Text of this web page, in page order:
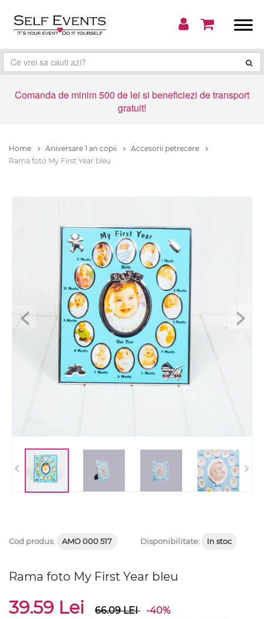
Comanda de minim 500 de lei si beneficiezi de transport
gratuit!
Home Aniversare 1 an copii
Accesorii petrecere
Rama foto My First Year bleu
< >
< >
Cod produs: AMO 000 517 Disponibilitate: In stoc
Rama foto My First Year bleu
39.59 Lei 66.09LEI -40%